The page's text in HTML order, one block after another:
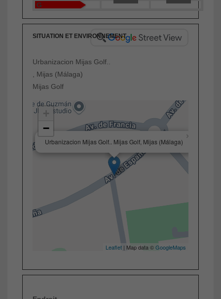
G
SITUATION ET ENVIRONNEMENT
Urbanizacion Mijas Golf..
, Mijas (Málaga)
Mijas Golf
Urbanizacion Mijas Golf.. Mijas Golf, Mijas (Málaga)
×
−
Leaflet | Map data ©GoogleMaps